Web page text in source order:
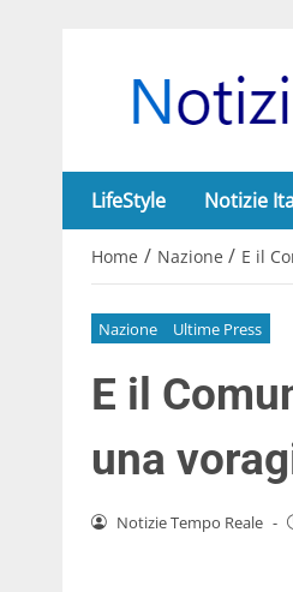
LifeStyle Notizie
Home / Nazione / E il
Nazione Ultime Press
E il
una
Notizie Tempo Reale -